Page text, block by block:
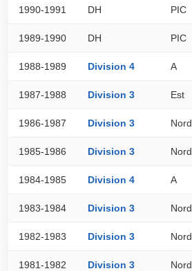
1990-1991 DH PIC
1989-1990 DH PIC
1988-1989 Division 4 A
1987-1988 Division 3 Est
1986-1987 Division 3 Nord
1985-1986 Division 3 Nord
1984-1985 Division 4 A
1983-1984 Division 3 Nord
1982-1983 Division 3 Nord
1981-1982 Division 3 Nord